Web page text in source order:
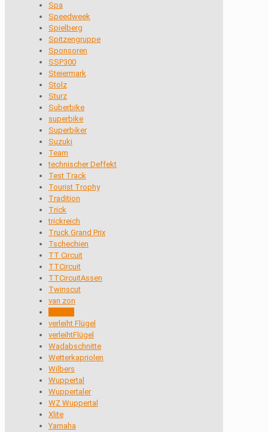
Spa
Speedweek
Spielberg
Spitzengruppe
Sponsoren
SSP300
Steiermark
Stolz
Sturz
Suberbike
superbike
Superbiker
Suzuki
Team
technischer Deffekt
Test Track
Tourist Trophy
Tradition
Trick
trickreich
Truck Grand Prix
Tschechien
TT Circuit
TTCircuit
TTCircuitAssen
Twinscut
van zon
verleiht Flügel
verleihtFlügel
Wadabschnitte
Wetterkapriolen
Wilbers
Wuppertal
Wuppertaler
WZ Wuppertal
Xlite
Yamaha